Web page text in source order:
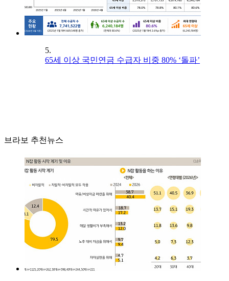
5.
65세 이상 국민연금 수급자 비중 80% ‘돌파’
브라보 추천뉴스